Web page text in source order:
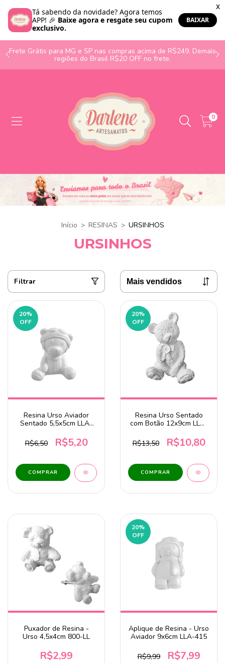
Frete Grátis para MG e SP nas compras acima de R$249. Demais
regiões do Brasil R$20 OFF no frete.
0
Início > RESINAS > URSINHOS
URSINHOS
Filtrar
20%
OFF
Resina Urso Aviador
Sentado 5,5x5cm LLA-
R$6,50
R$5,20
20%
OFF
Resina Urso Sentado
com Botão 12x9cm LLA-
R$13,50
R$10,80
Puxador de Resina -
Urso 4,5x4cm 800-LL
R$2,99
20%
OFF
Aplique de Resina - Urso
Aviador 9x6cm LLA-415
R$9,99 R$7,99